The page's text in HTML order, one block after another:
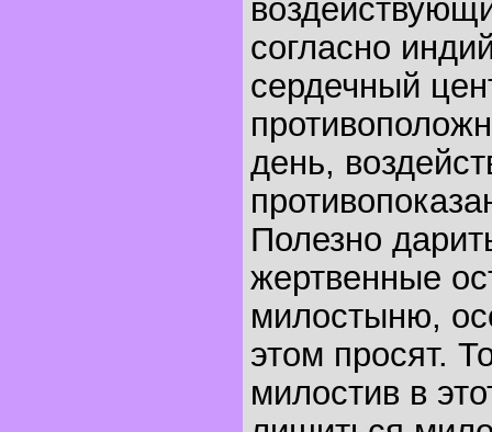
согласно
сердечный
день,
Полезно
жертвенные
милостыню,
этом просят.
милостив в